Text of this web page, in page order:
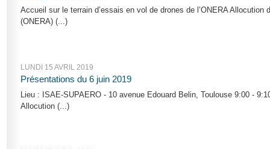
Accueil sur le terrain d’essais en vol de drones de l’ONERA Allocution
(ONERA) (...)
LUNDI 15 AVRIL 2019
Présentations du 6 juin 2019
Lieu : ISAE-SUPAERO - 10 avenue Edouard Belin, Toulouse 9:00 -
Allocution (...)